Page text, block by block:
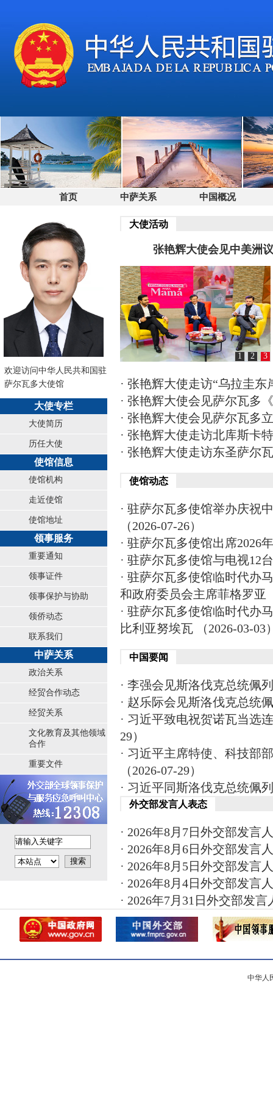
首页 中萨关系 中国概况
欢迎访问中华人民共和国驻
萨尔瓦多大使馆
大使专栏
大使简历
历任大使
使馆信息
使馆机构
走近使馆
使馆地址
领事服务
重要通知
领事证件
领事保护与协助
领侨动态
联系我们
中萨关系
政治关系
经贸合作动态
经贸关系
文化教育及其他领域
合作
重要文件
大使活动
张艳辉大使会见中美洲
1 2 3
· 张艳辉大使走访“乌拉圭东
· 张艳辉大使会见萨尔瓦多
· 张艳辉大使会见萨尔瓦多
· 张艳辉大使走访北库斯卡
· 张艳辉大使走访东圣萨尔
使馆动态
· 驻萨尔瓦多使馆举办庆祝
（2026-07-26）
· 驻萨尔瓦多使馆出席2026
· 驻萨尔瓦多使馆与电视12
· 驻萨尔瓦多使馆临时代办
和政府委员会主席菲格罗亚
· 驻萨尔瓦多使馆临时代办
比利亚努埃瓦 （2026-03-03
中国要闻
· 李强会见斯洛伐克总统佩
· 赵乐际会见斯洛伐克总统
· 习近平致电祝贺诺瓦当选
29）
· 习近平主席特使、科技部
（2026-07-29）
· 习近平同斯洛伐克总统佩
外交部发言人表态
· 2026年8月7日外交部发言
· 2026年8月6日外交部发言
· 2026年8月5日外交部发言
· 2026年8月4日外交部发言
· 2026年7月31日外交部发
中华人